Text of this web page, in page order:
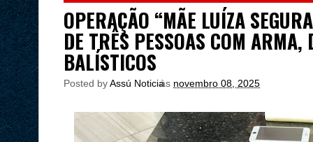
OPERAÇÃO “MÃE LUÍZA
DE TRÊS PESSOAS COM ARMA,
BALÍSTICOS
Posted byAssú Noticia
às novembro 08, 2025